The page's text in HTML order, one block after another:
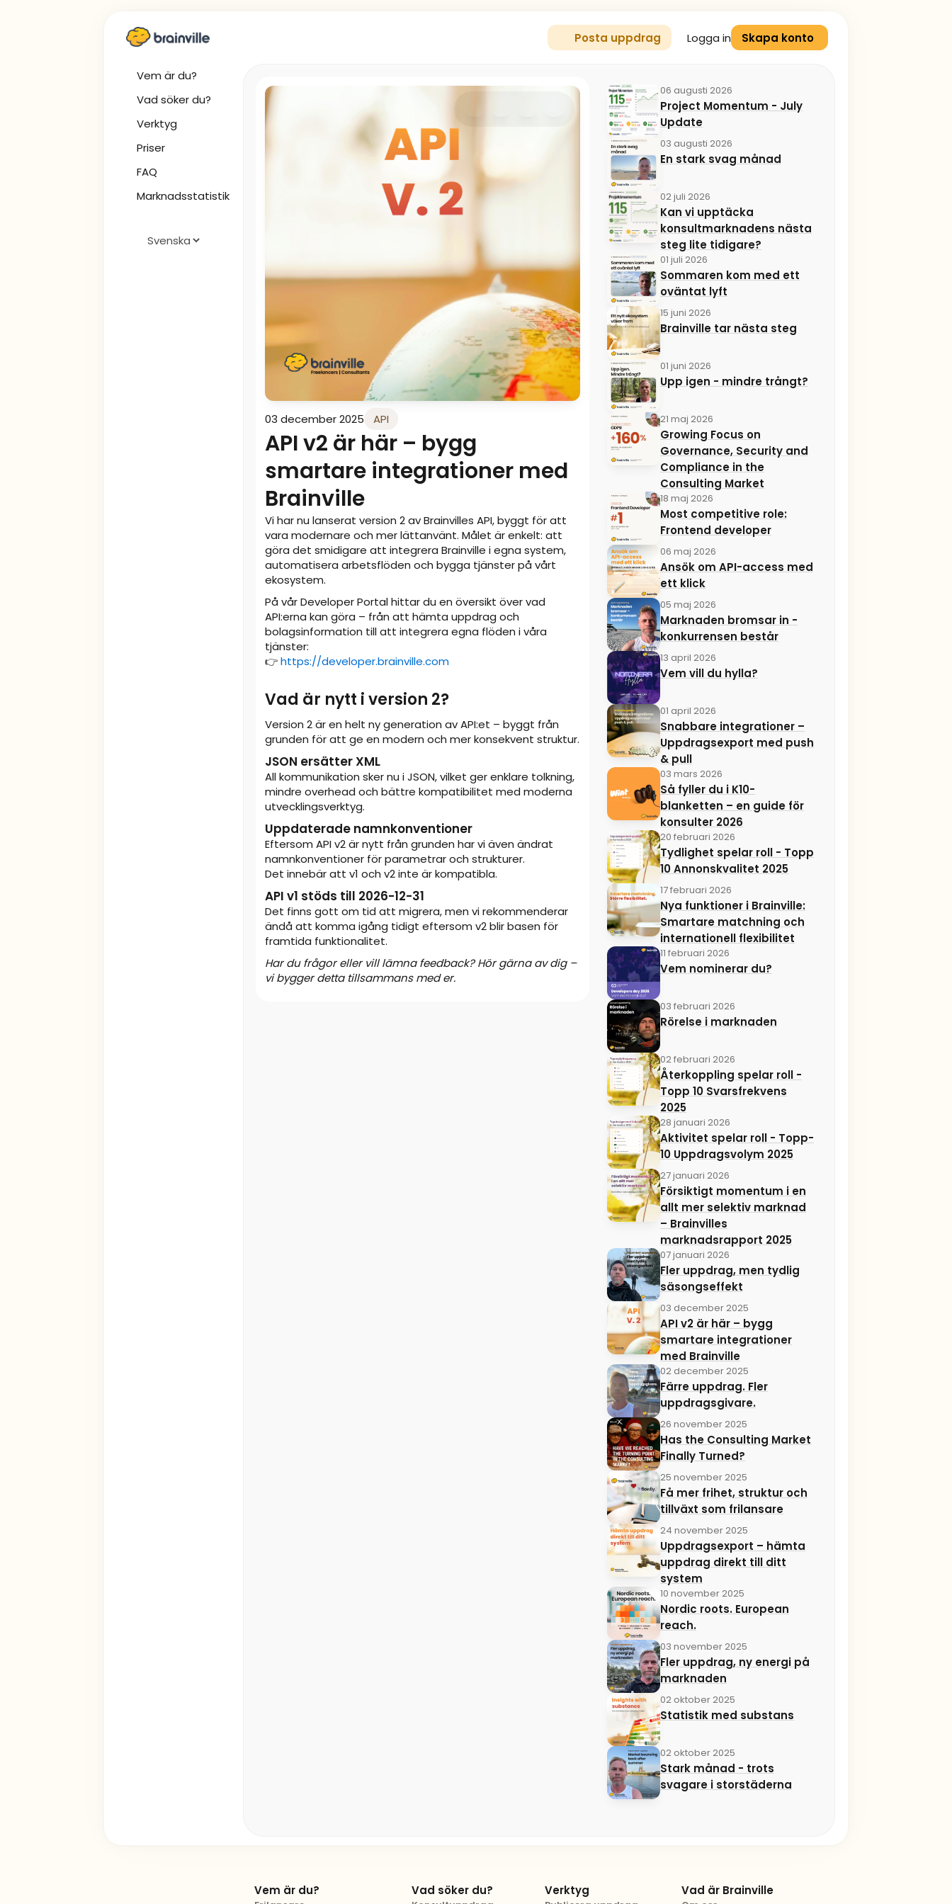
Vem är du?
Vad söker du?
Verktyg
Priser
FAQ
Marknadsstatistik
Posta uppdrag Logga in Skapa konto
03 december 2025 API
API v2 är här – bygg
smartare integrationer med
Brainville
Vi har nu lanserat version 2 av Brainvilles API, byggt för att
vara modernare och mer lättanvänt. Målet är enkelt: att
göra det smidigare att integrera Brainville i egna system,
automatisera arbetsflöden och bygga tjänster på vårt
ekosystem.
På vår Developer Portal hittar du en översikt över vad
API:erna kan göra – från att hämta uppdrag och
bolagsinformation till att integrera egna flöden i våra
tjänster:
👉https://developer.brainville.com
Vad är nytt i version 2?
Version 2 är en helt ny generation av API:et – byggt från
grunden för att ge en modern och mer konsekvent struktur.
JSON ersätter XML
All kommunikation sker nu i JSON, vilket ger enklare tolkning,
mindre overhead och bättre kompatibilitet med moderna
utvecklingsverktyg.
Uppdaterade namnkonventioner
Eftersom API v2 är nytt från grunden har vi även ändrat
namnkonventioner för parametrar och strukturer.
Det innebär att v1 och v2 inte är kompatibla.
API v1 stöds till 2026-12-31
Det finns gott om tid att migrera, men vi rekommenderar
ändå att komma igång tidigt eftersom v2 blir basen för
framtida funktionalitet.
Har du frågor eller vill lämna feedback? Hör gärna av dig –
vi bygger detta tillsammans med er.
06 augusti 2026
Project Momentum - July
Update
03 augusti 2026
En stark svag månad
02 juli 2026
Kan vi upptäcka
konsultmarknadens nästa
steg lite tidigare?
01 juli 2026
Sommaren kom med ett
oväntat lyft
15 juni 2026
Brainville tar nästa steg
01 juni 2026
Upp igen - mindre trångt?
21 maj 2026
Growing Focus on
Governance, Security and
Compliance in the
Consulting Market
18 maj 2026
Most competitive role:
Frontend developer
06 maj 2026
Ansök om API-access med
ett klick
05 maj 2026
Marknaden bromsar in -
konkurrensen består
13 april 2026
Vem vill du hylla?
01 april 2026
Snabbare integrationer –
Uppdragsexport med push
& pull
03 mars 2026
Så fyller du i K10-
blanketten – en guide för
konsulter 2026
20 februari 2026
Tydlighet spelar roll - Topp
10 Annonskvalitet 2025
17 februari 2026
Nya funktioner i Brainville:
Smartare matchning och
internationell flexibilitet
11 februari 2026
Vem nominerar du?
03 februari 2026
Rörelse i marknaden
02 februari 2026
Återkoppling spelar roll -
Topp 10 Svarsfrekvens
2025
28 januari 2026
Aktivitet spelar roll - Topp-
10 Uppdragsvolym 2025
27 januari 2026
Försiktigt momentum i en
allt mer selektiv marknad
– Brainvilles
marknadsrapport 2025
07 januari 2026
Fler uppdrag, men tydlig
säsongseffekt
03 december 2025
API v2 är här – bygg
smartare integrationer
med Brainville
02 december 2025
Färre uppdrag. Fler
uppdragsgivare.
26 november 2025
Has the Consulting Market
Finally Turned?
25 november 2025
Få mer frihet, struktur och
tillväxt som frilansare
24 november 2025
Uppdragsexport – hämta
uppdrag direkt till ditt
system
10 november 2025
Nordic roots. European
reach.
03 november 2025
Fler uppdrag, ny energi på
marknaden
02 oktober 2025
Statistik med substans
02 oktober 2025
Stark månad - trots
svagare i storstäderna
Vem är du? Vad söker du? Verktyg Vad är Brainville